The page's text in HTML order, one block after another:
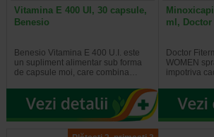
Vitamina E 400 UI, 30 capsule,
Benesio
Benesio Vitamina E 400 U.I. este
un supliment alimentar sub forma
de capsule moi, care combina…
ml, Doctor
Doctor
WOMEN
impotriva